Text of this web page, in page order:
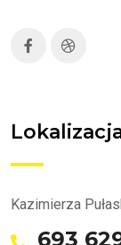
Kazimierza
693